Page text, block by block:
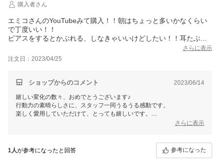
購入者さん
エミコさんのYouTubeみて購入！！朝はちょっと多いかなくらい
で丁度いい！！
ピアスをするとかぶれる、しなきゃいいけどしたい！！耳たぶ
に、穴にも塗って何日かしたら穴がキレイになった！！超うれし
い！！奇跡！！先日腕をかいちゃった、かくと跡になっちゃうよ
塗るクリームとして改良したのが、「ハリピンつやクリーム」
よね！！
さらに表示
注文日：2023/04/25
ショップからのコメント 2023/06/14
嬉しい変化の数々、おめでとうございます♪
行動力の素晴らしさに、スタッフ一同うるうる感動です。
楽しく愛用していただけて、とっても嬉しいです。
歯みがきからクリーム？って、発想が楽しいですよね。
さらに表示
1人が参考になったと回答 参考になった